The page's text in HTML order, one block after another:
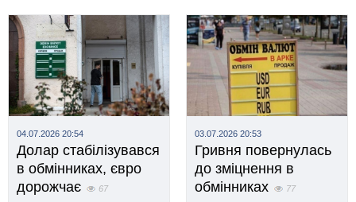
04.07.2026 20:54
Долар стабілізувався
в обмінниках, євро
дорожчає
67
03.07.2026 20:53
Гривня повернулась
до зміцнення в
обмінниках
77